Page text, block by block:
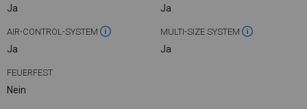
Ja Ja
AIR-CONTROL-SYSTEM
Ja
MULTI-SIZE SYSTEM
Ja
FEUERFEST
Nein